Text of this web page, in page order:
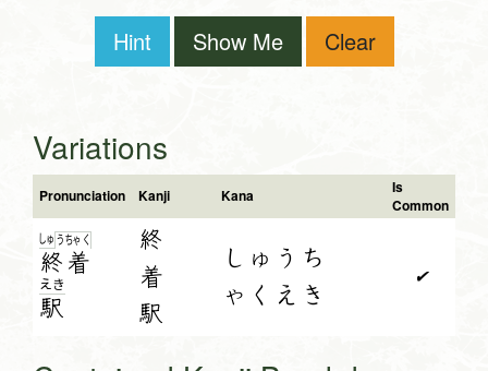
Hint Show Me Clear
Variations
Pronunciation Kanji Kana
Is
Common
しゅ う
終
ちゃ く
着
えき
駅
終
着
駅
しゅうち
ゃくえき
✔